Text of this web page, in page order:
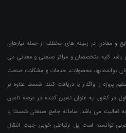
و معادن در زمینه های مختلف از جمله نیازهای
باشد کلیه متخصصان و مراکز صنعتی و معدنی می
توانمندیها، محصولات، خدمات و مشکلات صنعت
پروژه را واگذار یا دریافت کنند. شمستا علاوه بر
در کشور، به عنوان تامین کننده در عرصه تامین
فعالیت می باشد. سامانه جامع صنعتی شمستا با
توانسته است پل ارتباطی خوبی جهت انتقال